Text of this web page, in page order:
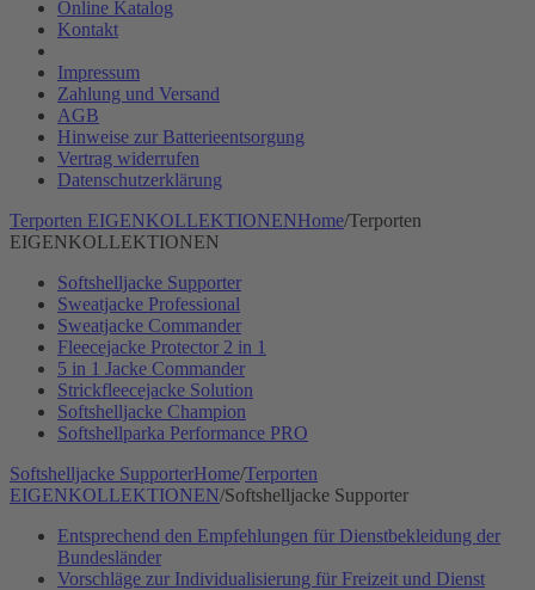
Online Katalog
Kontakt
Impressum
Zahlung und Versand
AGB
Hinweise zur Batterieentsorgung
Vertrag widerrufen
Datenschutzerklärung
Terporten EIGENKOLLEKTIONENHome/Terporten
EIGENKOLLEKTIONEN
Softshelljacke Supporter
Sweatjacke Professional
Sweatjacke Commander
Fleecejacke Protector 2 in 1
5 in 1 Jacke Commander
Strickfleecejacke Solution
Softshelljacke Champion
Softshellparka Performance PRO
Softshelljacke SupporterHome/Terporten
EIGENKOLLEKTIONEN/Softshelljacke Supporter
Entsprechend den Empfehlungen für Dienstbekleidung der
Bundesländer
Vorschläge zur Individualisierung für Freizeit und Dienst